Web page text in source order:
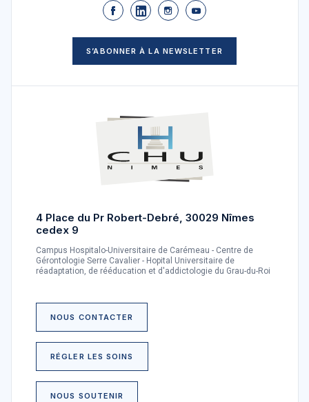
S’ABONNER À LA NEWSLETTER
4 Place du Pr Robert-Debré, 30029 Nîmes
cedex 9
Campus Hospitalo-Universitaire de Carémeau - Centre de
Gérontologie Serre Cavalier - Hopital Universitaire de
réadaptation, de rééducation et d'addictologie du Grau-du-Roi
NOUS CONTACTER
RÉGLER LES SOINS
NOUS SOUTENIR